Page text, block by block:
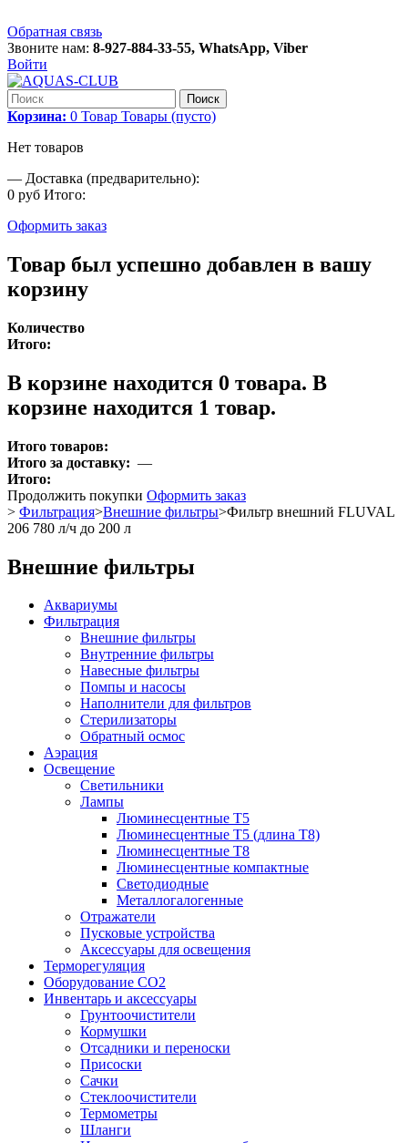
Обратная связь
Звоните нам: 8-927-884-33-55, WhatsApp, Viber
Войти
Поиск
Корзина: 0 Товар Товары (пусто)
Нет товаров
— Доставка (предварительно):
0 руб Итого:
Оформить заказ
Товар был успешно добавлен в вашу
корзину
Количество
Итого:
В корзине находится 0 товара. В
корзине находится 1 товар.
Итого товаров:
Итого за доставку: —
Итого:
Продолжить покупки Оформить заказ
> Фильтрация>Внешние фильтры>Фильтр внешний FLUVAL
206 780 л/ч до 200 л
Внешние фильтры
Аквариумы
Фильтрация
Внешние фильтры
Внутренние фильтры
Навесные фильтры
Помпы и насосы
Наполнители для фильтров
Стерилизаторы
Обратный осмос
Аэрация
Освещение
Светильники
Лампы
Люминесцентные T5
Люминесцентные T5 (длина T8)
Люминесцентные T8
Люминесцентные компактные
Светодиодные
Металлогалогенные
Отражатели
Пусковые устройства
Аксессуары для освещения
Терморегуляция
Оборудование CO2
Инвентарь и аксессуары
Грунтоочистители
Кормушки
Отсадники и переноски
Присоски
Сачки
Стеклоочистители
Термометры
Шланги